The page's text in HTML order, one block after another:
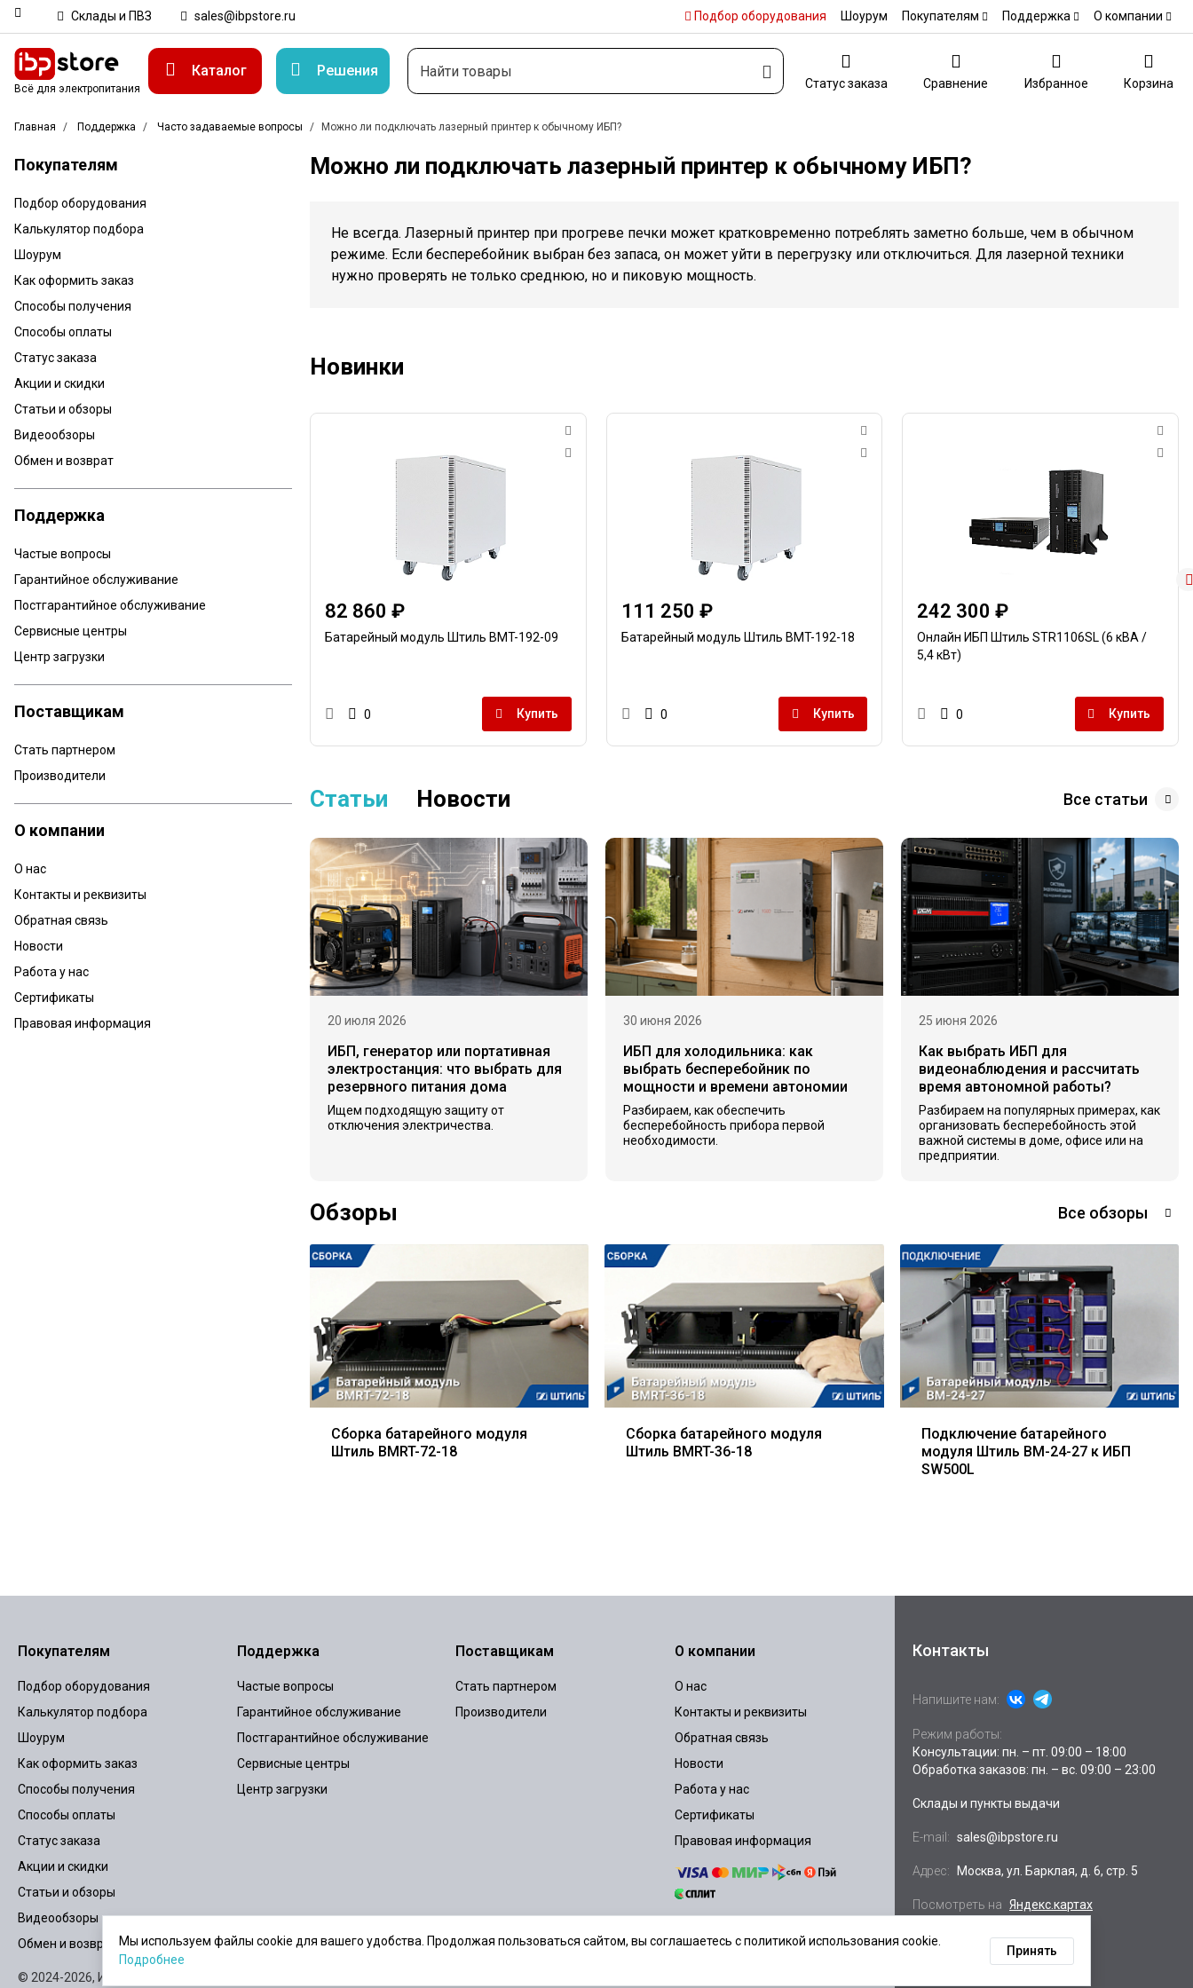
Склады и ПВЗ sales@ibpstore.ru Подбор оборудования Шоурум Покупателям Поддержка О компании
Всё для электропитания
Каталог Решения
Статус заказа Сравнение Избранное Корзина
Главная Поддержка Часто задаваемые вопросы Можно ли подключать лазерный принтер к обычному ИБП?
Покупателям
Подбор оборудования
Калькулятор подбора
Шоурум
Как оформить заказ
Способы получения
Способы оплаты
Статус заказа
Акции и скидки
Статьи и обзоры
Видеообзоры
Обмен и возврат
Поддержка
Частые вопросы
Гарантийное обслуживание
Постгарантийное обслуживание
Сервисные центры
Центр загрузки
Поставщикам
Стать партнером
Производители
О компании
О нас
Контакты и реквизиты
Обратная связь
Новости
Работа у нас
Сертификаты
Правовая информация
Можно ли подключать лазерный принтер к обычному ИБП?
Не всегда. Лазерный принтер при прогреве печки может кратковременно потреблять заметно больше, чем в обычном
режиме. Если бесперебойник выбран без запаса, он может уйти в перегрузку или отключиться. Для лазерной техники
нужно проверять не только среднюю, но и пиковую мощность.
Новинки
82 860 ₽
Батарейный модуль Штиль BMT-192-09
0 Купить
111 250 ₽
Батарейный модуль Штиль BMT-192-18
0 Купить
242 300 ₽
Онлайн ИБП Штиль STR1106SL (6 кВА /
5,4 кВт)
0 Купить
Статьи Новости Все статьи
20 июля 2026
ИБП, генератор или портативная
электростанция: что выбрать для
резервного питания дома
Ищем подходящую защиту от
отключения электричества.
30 июня 2026
ИБП для холодильника: как
выбрать бесперебойник по
мощности и времени автономии
Разбираем, как обеспечить
бесперебойность прибора первой
необходимости.
25 июня 2026
Как выбрать ИБП для
видеонаблюдения и рассчитать
время автономной работы?
Разбираем на популярных примерах, как
организовать бесперебойность этой
важной системы в доме, офисе или на
предприятии.
Обзоры Все обзоры
Сборка батарейного модуля
Штиль BMRT-72-18
Сборка батарейного модуля
Штиль BMRT-36-18
Подключение батарейного
модуля Штиль BM-24-27 к ИБП
SW500L
Покупателям
Подбор оборудования
Калькулятор подбора
Шоурум
Как оформить заказ
Способы получения
Способы оплаты
Статус заказа
Акции и скидки
Статьи и обзоры
Видеообзоры
Обмен и возврат
Поддержка
Частые вопросы
Гарантийное обслуживание
Постгарантийное обслуживание
Сервисные центры
Центр загрузки
Поставщикам
Стать партнером
Производители
О компании
О нас
Контакты и реквизиты
Обратная связь
Новости
Работа у нас
Сертификаты
Правовая информация
© 2024-2026, ИБПСТОР.РУ
Контакты
Напишите нам:
Режим работы:
Консультации: пн. – пт. 09:00 – 18:00
Обработка заказов: пн. – вс. 09:00 – 23:00
Склады и пункты выдачи
E-mail: sales@ibpstore.ru
Адрес: Москва, ул. Барклая, д. 6, стр. 5
Посмотреть на Яндекс.картах
Мы используем файлы cookie для вашего удобства. Продолжая пользоваться сайтом, вы соглашаетесь с политикой использования cookie.
Подробнее
Принять